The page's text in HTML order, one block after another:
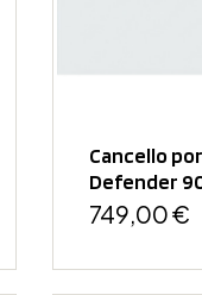
Cancello
Defender
749,00 €